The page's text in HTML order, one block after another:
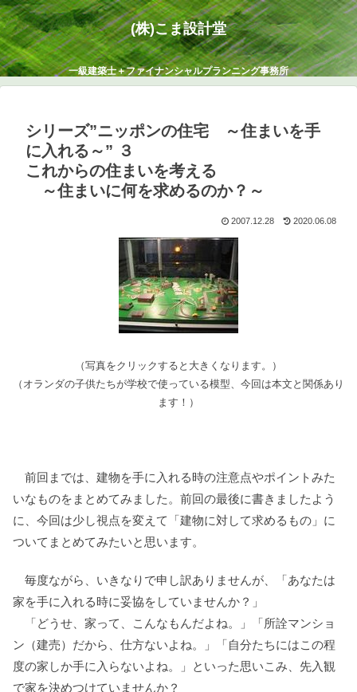
(株)こま設計堂
一級建築士＋ファイナンシャルプランニング事務所
シリーズ”ニッポンの住宅 ～住まいを手
に入れる～” ３
これからの住まいを考える
～住まいに何を求めるのか？～
2007.12.28 2020.06.08
（写真をクリックすると大きくなります。）
（オランダの子供たちが学校で使っている模型、今回は本文と関係あり
ます！）
前回までは、建物を手に入れる時の注意点やポイントみた
いなものをまとめてみました。前回の最後に書きましたよう
に、今回は少し視点を変えて「建物に対して求めるもの」に
ついてまとめてみたいと思います。
毎度ながら、いきなりで申し訳ありませんが、「あなたは
家を手に入れる時に妥協をしていませんか？」
「どうせ、家って、こんなもんだよね。」「所詮マンショ
ン（建売）だから、仕方ないよね。」「自分たちにはこの程
度の家しか手に入らないよね。」といった思いこみ、先入観
で家を決めつけていませんか？